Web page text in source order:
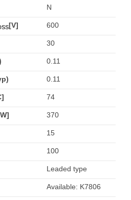
N
[V] 600
30
0.11
0.11
74
370
15
100
Leaded type
Available: K7806